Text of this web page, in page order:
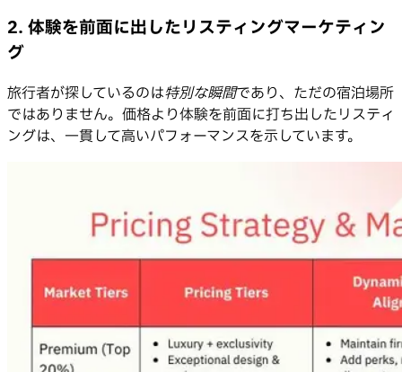
2. 体験を前面に出したリスティングマーケティン
グ
旅行者が探しているのは特別な瞬間であり、ただの宿泊場所
ではありません。価格より体験を前面に打ち出したリスティ
ングは、一貫して高いパフォーマンスを示しています。